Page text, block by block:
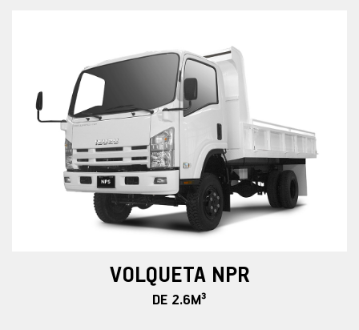
VOLQUETA NPR
DE 2.6M³